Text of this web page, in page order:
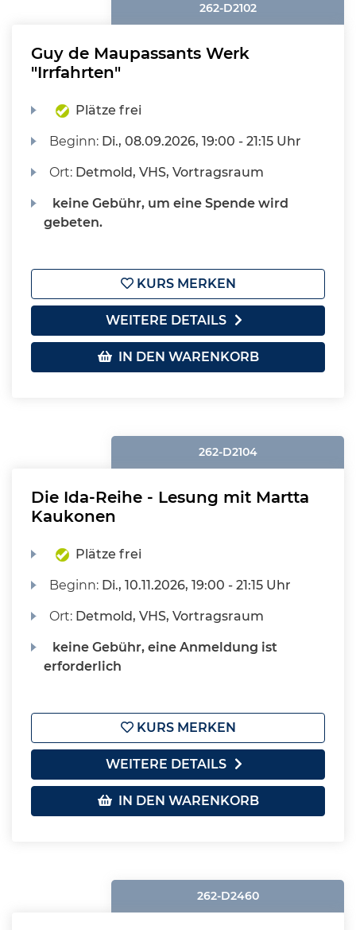
262-D2102
Guy de Maupassants Werk
"Irrfahrten"
Plätze frei
Beginn: Di., 08.09.2026, 19:00 - 21:15 Uhr
Ort: Detmold, VHS, Vortragsraum
keine Gebühr, um eine Spende wird
gebeten.
KURS MERKEN
WEITERE DETAILS
IN DEN WARENKORB
262-D2104
Die Ida-Reihe - Lesung mit Martta
Kaukonen
Plätze frei
Beginn: Di., 10.11.2026, 19:00 - 21:15 Uhr
Ort: Detmold, VHS, Vortragsraum
keine Gebühr, eine Anmeldung ist
erforderlich
KURS MERKEN
WEITERE DETAILS
IN DEN WARENKORB
262-D2460